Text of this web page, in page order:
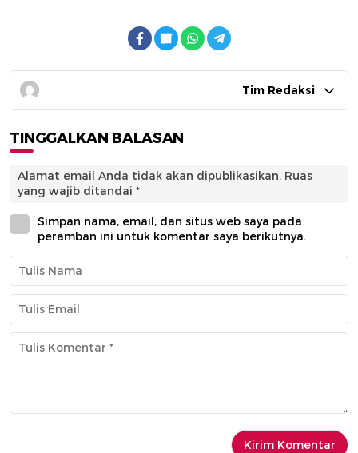
Tim Redaksi
TINGGALKAN BALASAN
Alamat email Anda tidak akan dipublikasikan. Ruas
yang wajib ditandai *
Simpan nama, email, dan situs web saya pada
peramban ini untuk komentar saya berikutnya.